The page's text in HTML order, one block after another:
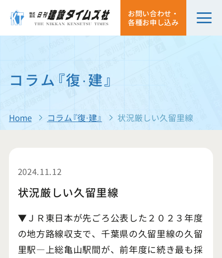
お問い合わせ・
各種お申し込み
コラム『復·建』
Home コラム『復·建』 状況厳しい久留里線
2024.11.12
状況厳しい久留里線
▼ＪＲ東日本が先ごろ公表した２０２３年度
の地方路線収支で、千葉県の久留里線の久留
里駅―上総亀山駅間が、前年度に続き最も採